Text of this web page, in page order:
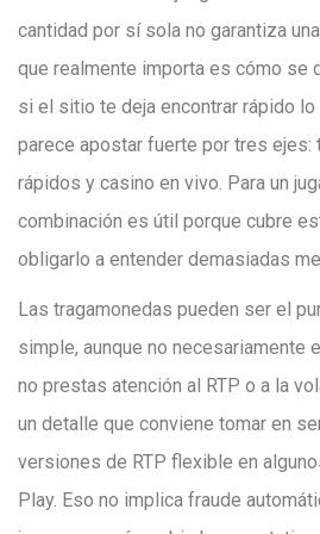
cantidad por sí sola no garantiza
que realmente importa es cómo se
si el sitio te deja encontrar rápido
parece apostar fuerte por tres ejes:
rápidos y casino en vivo. Para un
combinación es útil porque cubre
obligarlo a entender demasiadas
Las tragamonedas pueden ser el
simple, aunque no necesariamente
no prestas atención al RTP o a la
un detalle que conviene tomar en
versiones de RTP flexible en
Play. Eso no implica fraude